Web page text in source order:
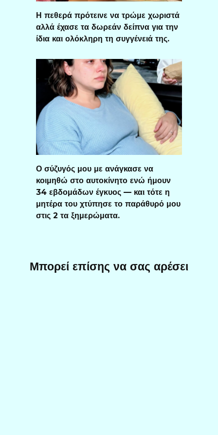
Η πεθερά πρότεινε να τρώμε χωριστά
αλλά έχασε τα δωρεάν δείπνα για την
ίδια και ολόκληρη τη συγγένειά της.
Ο σύζυγός μου με ανάγκασε να
κοιμηθώ στο αυτοκίνητο ενώ ήμουν
34 εβδομάδων έγκυος — και τότε η
μητέρα του χτύπησε το παράθυρό μου
στις 2 τα ξημερώματα.
Μπορεί επίσης να σας αρέσει